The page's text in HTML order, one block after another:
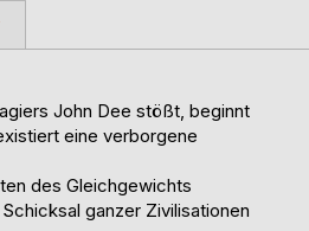
John Dee stößt, beginnt
eine verborgene
des Gleichgewichts
ganzer Zivilisationen